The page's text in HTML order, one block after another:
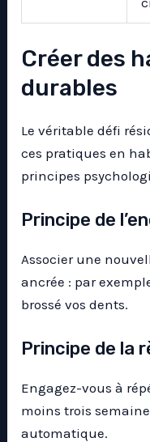
Créer des
durables
Le véritable défi
ces pratiques en
principes
Principe de
Associer une
ancrée : par
brossé vos dents.
Principe de la
Engagez-vous à
moins trois
automatique.